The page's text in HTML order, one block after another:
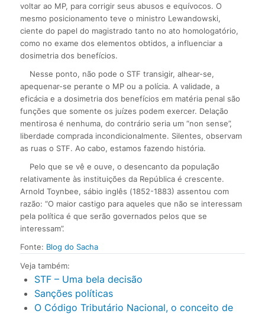
voltar ao MP, para corrigir seus abusos e equívocos. O
mesmo posicionamento teve o ministro Lewandowski,
ciente do papel do magistrado tanto no ato homologatório,
como no exame dos elementos obtidos, a influenciar a
dosimetria dos benefícios.
Nesse ponto, não pode o STF transigir, alhear-se,
apequenar-se perante o MP ou a polícia. A validade, a
eficácia e a dosimetria dos benefícios em matéria penal são
funções que somente os juízes podem exercer. Delação
mentirosa é nenhuma, do contrário seria um “non sense”,
liberdade comprada incondicionalmente. Silentes, observam
as ruas o STF. Ao cabo, estamos fazendo história.
Pelo que se vê e ouve, o desencanto da população
relativamente às instituições da República é crescente.
Arnold Toynbee, sábio inglês (1852-1883) assentou com
razão: “O maior castigo para aqueles que não se interessam
pela política é que serão governados pelos que se
interessam”.
Fonte: Blog do Sacha
Veja também:
STF – Uma bela decisão
Sanções políticas
O Código Tributário Nacional, o conceito de